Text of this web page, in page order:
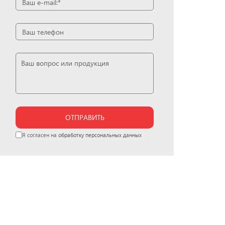
ОТПРАВИТЬ
Я согласен на обработку персональных данных